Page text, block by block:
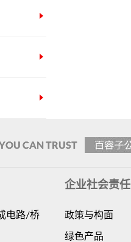
电路/桥
企业社会责任
政策与构面
绿色产品